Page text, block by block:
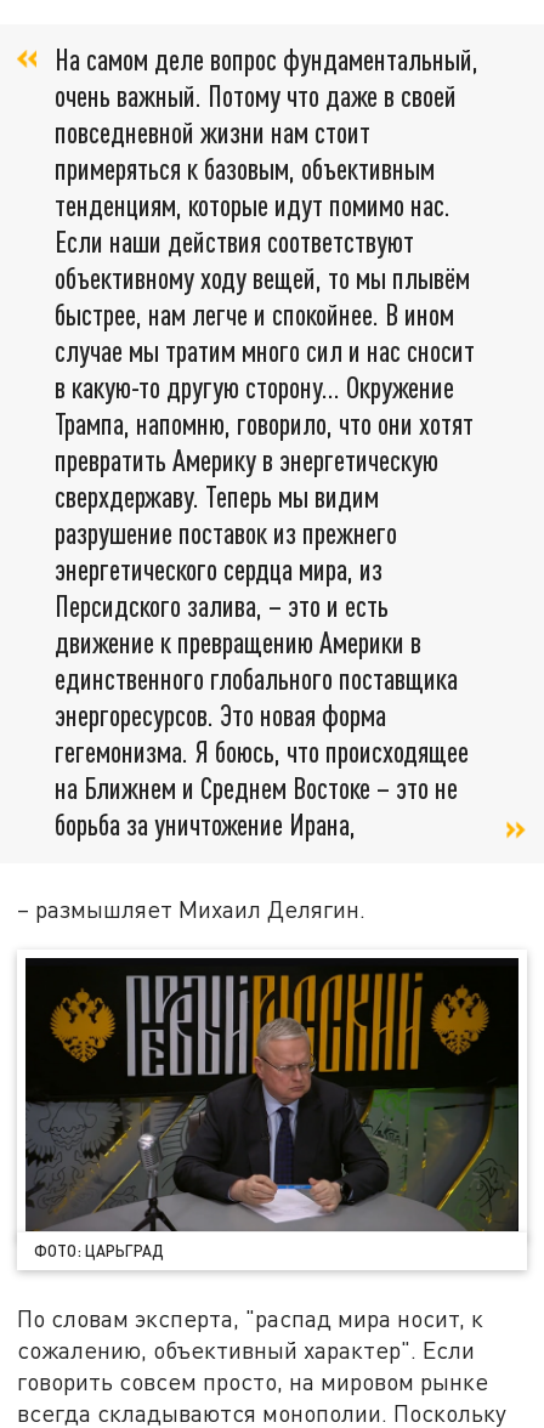
На самом деле вопрос фундаментальный,
очень важный. Потому что даже в своей
повседневной жизни нам стоит
примеряться к базовым, объективным
тенденциям, которые идут помимо нас.
Если наши действия соответствуют
объективному ходу вещей, то мы плывём
быстрее, нам легче и спокойнее. В ином
случае мы тратим много сил и нас сносит
в какую-то другую сторону... Окружение
Трампа, напомню, говорило, что они хотят
превратить Америку в энергетическую
сверхдержаву. Теперь мы видим
разрушение поставок из прежнего
энергетического сердца мира, из
Персидского залива, – это и есть
движение к превращению Америки в
единственного глобального поставщика
энергоресурсов. Это новая форма
гегемонизма. Я боюсь, что происходящее
на Ближнем и Среднем Востоке – это не
борьба за уничтожение Ирана,
– размышляет Михаил Делягин.
ФОТО: ЦАРЬГРАД
По словам эксперта, "распад мира носит, к
сожалению, объективный характер". Если
говорить совсем просто, на мировом рынке
всегда складываются монополии. Поскольку